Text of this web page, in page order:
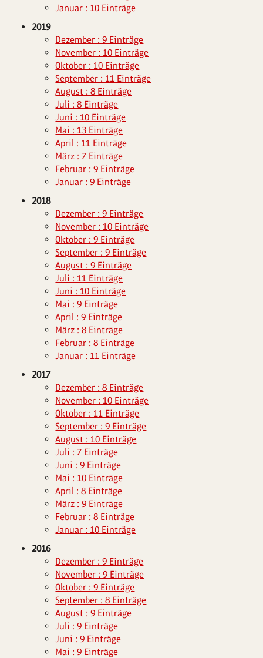
Januar : 10 Einträge
2019
Dezember : 9 Einträge
November : 10 Einträge
Oktober : 10 Einträge
September : 11 Einträge
August : 8 Einträge
Juli : 8 Einträge
Juni : 10 Einträge
Mai : 13 Einträge
April : 11 Einträge
März : 7 Einträge
Februar : 9 Einträge
Januar : 9 Einträge
2018
Dezember : 9 Einträge
November : 10 Einträge
Oktober : 9 Einträge
September : 9 Einträge
August : 9 Einträge
Juli : 11 Einträge
Juni : 10 Einträge
Mai : 9 Einträge
April : 9 Einträge
März : 8 Einträge
Februar : 8 Einträge
Januar : 11 Einträge
2017
Dezember : 8 Einträge
November : 10 Einträge
Oktober : 11 Einträge
September : 9 Einträge
August : 10 Einträge
Juli : 7 Einträge
Juni : 9 Einträge
Mai : 10 Einträge
April : 8 Einträge
März : 9 Einträge
Februar : 8 Einträge
Januar : 10 Einträge
2016
Dezember : 9 Einträge
November : 9 Einträge
Oktober : 9 Einträge
September : 8 Einträge
August : 9 Einträge
Juli : 9 Einträge
Juni : 9 Einträge
Mai : 9 Einträge